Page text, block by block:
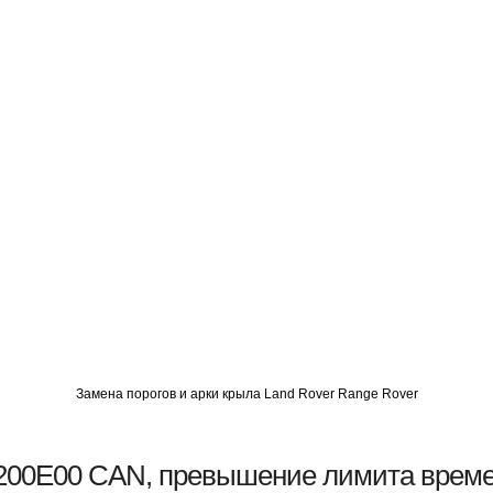
Замена порогов и арки крыла Land Rover Range Rover
CAN, превышение лимита